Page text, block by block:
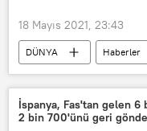
18 Mayıs 2021, 23:43
DÜNYA
Haberler
David Zaleyev
St. Petersburg
Kaza
elektrikli
İspanya, Fas'tan gelen 6
2 bin 700'ünü geri